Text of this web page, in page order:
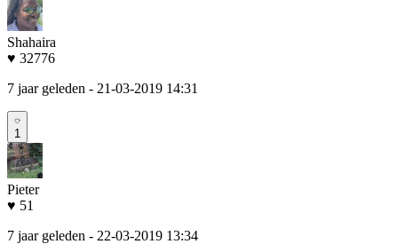
Shahaira
♥ 32776
7 jaar geleden - 21-03-2019 14:31
1
Pieter
♥ 51
7 jaar geleden - 22-03-2019 13:34